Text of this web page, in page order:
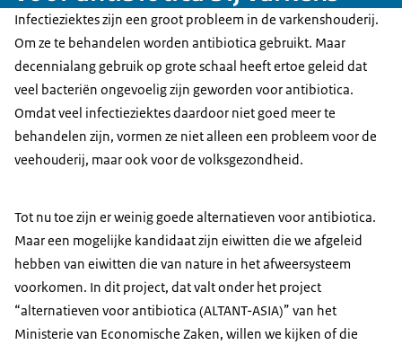
Infectieziektes zijn een groot probleem in de varkenshouderij.
Om ze te behandelen worden antibiotica gebruikt. Maar
decennialang gebruik op grote schaal heeft ertoe geleid dat
veel bacteriën ongevoelig zijn geworden voor antibiotica.
Omdat veel infectieziektes daardoor niet goed meer te
behandelen zijn, vormen ze niet alleen een probleem voor de
veehouderij, maar ook voor de volksgezondheid.
Tot nu toe zijn er weinig goede alternatieven voor antibiotica.
Maar een mogelijke kandidaat zijn eiwitten die we afgeleid
hebben van eiwitten die van nature in het afweersysteem
voorkomen. In dit project, dat valt onder het project
“alternatieven voor antibiotica (ALTANT-ASIA)” van het
Ministerie van Economische Zaken, willen we kijken of die